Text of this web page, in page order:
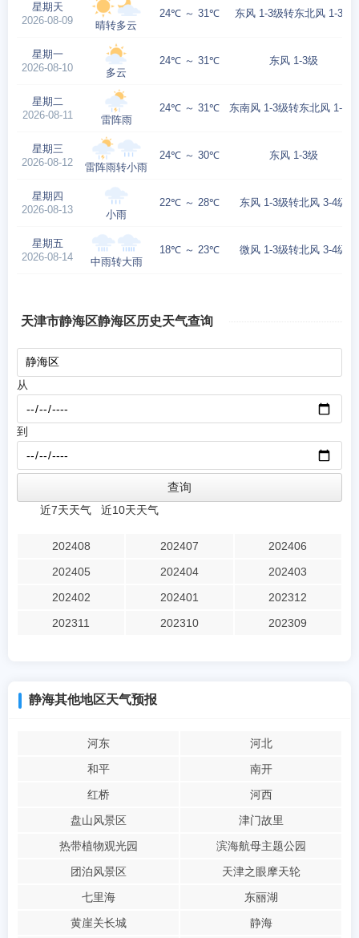
星期天
2026-08-09
晴转多云
24℃ ～ 31℃ 东风 1-3级转东北风 1-3级
星期一
2026-08-10
多云
24℃ ～ 31℃ 东风 1-3级
星期二
2026-08-11
雷阵雨
24℃ ～ 31℃ 东南风 1-3级转东北风 1-3级
星期三
2026-08-12
雷阵雨转小雨
24℃ ～ 30℃ 东风 1-3级
星期四
2026-08-13
小雨
22℃ ～ 28℃ 东风 1-3级转北风 3-4级
星期五
2026-08-14
中雨转大雨
18℃ ～ 23℃ 微风 1-3级转北风 3-4级
天津市静海区静海区历史天气查询
从
到
近7天天气 近10天天气
202408 202407
202406
202405
202404
202403
202402
202401
202312
202311
202310 202309
静海其他地区天气预报
河东
河北
和平
南开
红桥
河西
盘山风景区
津门故里
热带植物观光园
滨海航母主题公园
团泊风景区
天津之眼摩天轮
七里海
东丽湖
黄崖关长城
静海